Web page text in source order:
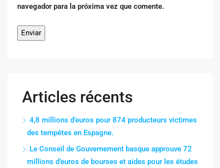
navegador para la próxima vez que comente.
Articles récents
4,8 millions d’euros pour 874 producteurs victimes
des tempêtes en Espagne.
Le Conseil de Gouvernement basque approuve 72
millions d’euros de bourses et aides pour les études